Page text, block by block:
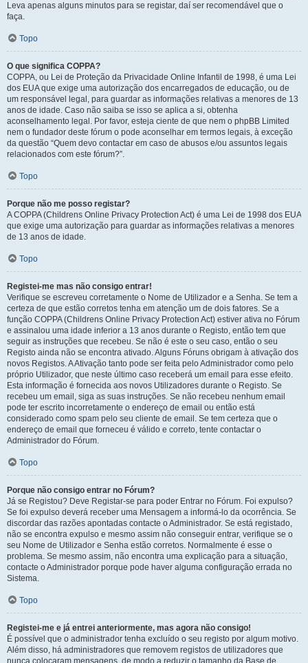
Leva apenas alguns minutos para se registar, daí ser recomendável que o
faça.
Topo
O que significa COPPA?
COPPA, ou Lei de Proteção da Privacidade Online Infantil de 1998, é uma Lei
dos EUA que exige uma autorização dos encarregados de educação, ou de
um responsável legal, para guardar as informações relativas a menores de 13
anos de idade. Caso não saiba se isso se aplica a si, obtenha
aconselhamento legal. Por favor, esteja ciente de que nem o phpBB Limited
nem o fundador deste fórum o pode aconselhar em termos legais, à exceção
da questão “Quem devo contactar em caso de abusos e/ou assuntos legais
relacionados com este fórum?”.
Topo
Porque não me posso registar?
A COPPA (Childrens Online Privacy Protection Act) é uma Lei de 1998 dos EUA
que exige uma autorização para guardar as informações relativas a menores
de 13 anos de idade.
Topo
Registei-me mas não consigo entrar!
Verifique se escreveu corretamente o Nome de Utilizador e a Senha. Se tem a
certeza de que estão corretos tenha em atenção um de dois fatores. Se a
função COPPA (Childrens Online Privacy Protection Act) estiver ativa no Fórum
e assinalou uma idade inferior a 13 anos durante o Registo, então tem que
seguir as instruções que recebeu. Se não é este o seu caso, então o seu
Registo ainda não se encontra ativado. Alguns Fóruns obrigam à ativação dos
novos Registos. A Ativação tanto pode ser feita pelo Administrador como pelo
próprio Utilizador, que neste último caso receberá um email para esse efeito.
Esta informação é fornecida aos novos Utilizadores durante o Registo. Se
recebeu um email, siga as suas instruções. Se não recebeu nenhum email
pode ter escrito incorretamente o endereço de email ou então está
considerado como spam pelo seu cliente de email. Se tem certeza que o
endereço de email que forneceu é válido e correto, tente contactar o
Administrador do Fórum.
Topo
Porque não consigo entrar no Fórum?
Já se Registou? Deve Registar-se para poder Entrar no Fórum. Foi expulso?
Se foi expulso deverá receber uma Mensagem a informá-lo da ocorrência. Se
discordar das razões apontadas contacte o Administrador. Se está registado,
não se encontra expulso e mesmo assim não conseguir entrar, verifique se o
seu Nome de Utilizador e Senha estão corretos. Normalmente é esse o
problema. Se mesmo assim, não encontra uma explicação para a situação,
contacte o Administrador porque pode haver alguma configuração errada no
Sistema.
Topo
Registei-me e já entrei anteriormente, mas agora não consigo!
É possível que o administrador tenha excluído o seu registo por algum motivo.
Além disso, há administradores que removem registos de utilizadores que
nunca colocaram mensagens, de modo a reduzir o tamanho da Base de